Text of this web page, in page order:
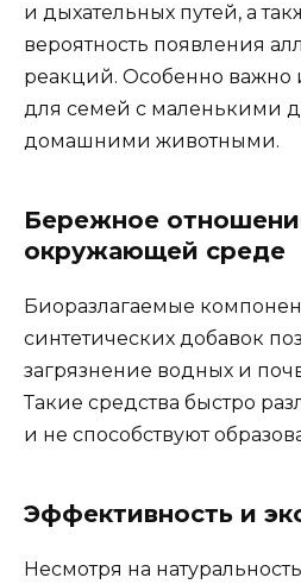
и дыхательных путей, а
вероятность появления
реакций. Особенно важно
для семей с маленькими
домашними животными.
Бережное
окружающей среде
Биоразлагаемые
синтетических добавок
загрязнение водных и
Такие средства быстро
и не способствуют
Эффективность и
Несмотря на